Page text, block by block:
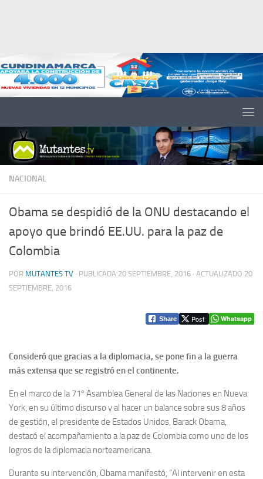
NACIONAL
Obama se despidió de la ONU destacando el
apoyo que brindó EE.UU. para la paz de
Colombia
POR MUTANTES TV · PUBLICADA 20 SEPTIEMBRE, 2016 · ACTUALIZADO 20
SEPTIEMBRE, 2016
Share Post Whatsapp
Consideró que gracias a la diplomacia, se pone fin a la guerra
más extensa que se registró en el continente.
En el marco de la 71º Asamblea General de las Naciones en Nueva
York, en su último discurso y al hacer un balance sobre sus 8 años
de gestión, el presidente de Estados Unidos, Barack Obama,
destacó el acompañamiento a la paz de Colombia como uno de los
logros de la diplomacia norteamericana.
Durante su intervención, Obama manifestó, “Al intervenir en esta